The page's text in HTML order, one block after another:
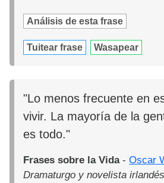
Análisis de esta frase
Tuitear frase Wasapear
"Lo menos frecuente en
vivir. La mayoría de la
es todo."
Frases sobre la Vida-Oscar
Dramaturgo y novelista